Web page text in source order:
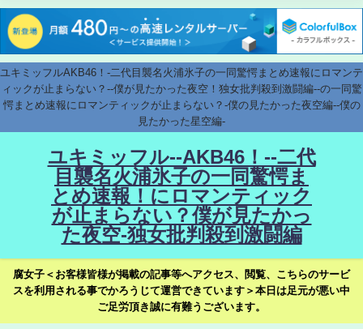
ユキミッフルAKB46！-二代目襲名火浦氷子の一同驚愕まとめ速報にロマンテ
ィックが止まらない？--僕が見たかった夜空！独女批判殺到激闘編--の一同驚
愕まとめ速報にロマンティックが止まらない？-僕の見たかった夜空編--僕の
見たかった星空編-
ユキミッフル--AKB46！--二代
目襲名火浦氷子の一同驚愕ま
とめ速報！にロマンティック
が止まらない？僕が見たかっ
た夜空-独女批判殺到激闘編
腐女子＜お客様皆様が掲載の記事等へアクセス、閲覧、こちらのサービ
スを利用される事でかろうじて運営できています＞本日は足元が悪い中
ご足労頂き誠に有難うございます。